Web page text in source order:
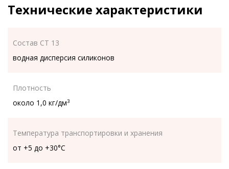
Технические характеристики
Состав CT 13
водная дисперсия силиконов
Плотность
около 1,0 кг/дм3
Температура транспортировки и хранения
от +5 до +30°C